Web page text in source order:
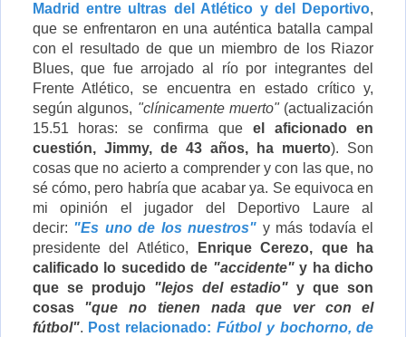
Madrid entre ultras del Atlético y del Deportivo,
que se enfrentaron en una auténtica batalla campal
con el resultado de que un miembro de los Riazor
Blues, que fue arrojado al río por integrantes del
Frente Atlético, se encuentra en estado crítico y,
según algunos, "clínicamente muerto" (actualización
15.51 horas: se confirma que el aficionado en
cuestión, Jimmy, de 43 años, ha muerto). Son
cosas que no acierto a comprender y con las que, no
sé cómo, pero habría que acabar ya. Se equivoca en
mi opinión el jugador del Deportivo Laure al
decir: "Es uno de los nuestros" y más todavía el
presidente del Atlético,
Enrique Cerezo, que ha
calificado lo sucedido de "accidente"y ha dicho
que se produjo "lejos del estadio" y que son
cosas "que no tienen nada que ver con el
fútbol". Post relacionado:Fútbol y bochorno, de